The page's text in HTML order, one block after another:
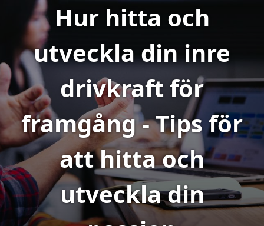
Hur hitta och
utveckla din inre
drivkraft för
framgång - Tips för
att hitta och
utveckla din